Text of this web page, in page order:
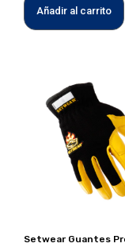
Añadir al carrito
Setwear Guantes